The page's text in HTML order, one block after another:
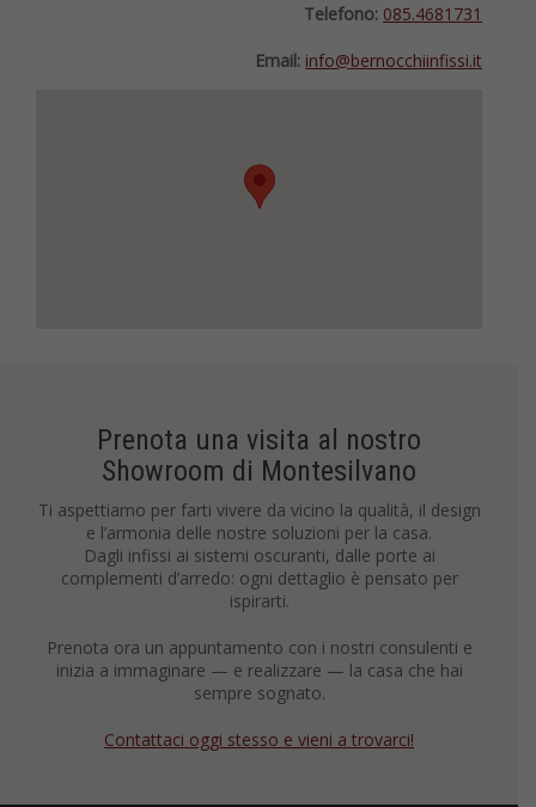
Telefono: 085.4681731
Email: info@bernocchiinfissi.it
Prenota una visita al nostro
Showroom di Montesilvano
Ti aspettiamo per farti vivere da vicino la qualità, il design
e l’armonia delle nostre soluzioni per la casa.
Dagli infissi ai sistemi oscuranti, dalle porte ai
complementi d’arredo: ogni dettaglio è pensato per
ispirarti.
Prenota ora un appuntamento con i nostri consulenti e
inizia a immaginare — e realizzare — la casa che hai
sempre sognato.
Contattaci oggi stesso e vieni a trovarci!